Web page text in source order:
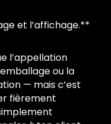
et l’affichage.**
l’appellation
ou la
— mais c’est
fièrement